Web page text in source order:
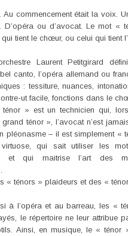
Au commencement était la voix.
D’opéra ou d’avocat. Le mot «
tient le chœur, ou celui qui tient
Laurent Petitgirard
canto, l’opéra allemand ou
: tessiture, nuances,
ut facile, fonctions dans le
» est un technicien qui,
ténor », l’avocat n’est
pléonasme – il est simplement «
virtuose, qui sait utiliser les
et qui maitrise l’art des
« ténors » plaideurs et des «
à l’opéra et au barreau, les «
le répertoire ne leur attribue
Ainsi, en musique, le « ténor